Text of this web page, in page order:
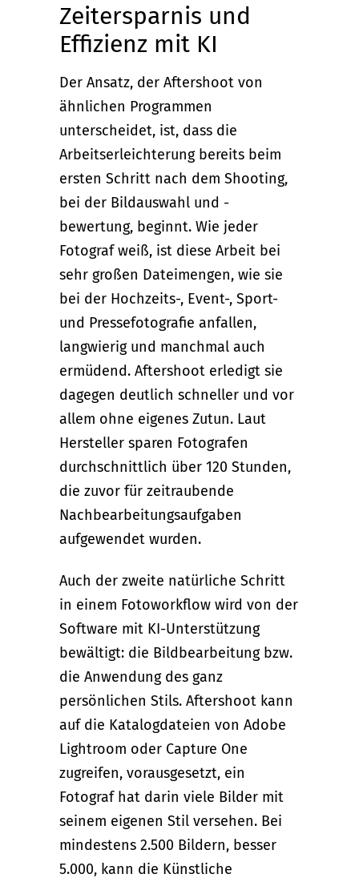
Zeitersparnis und
Effizienz mit KI
Der Ansatz, der Aftershoot von
ähnlichen Programmen
unterscheidet, ist, dass die
Arbeitserleichterung bereits beim
ersten Schritt nach dem Shooting,
bei der Bildauswahl und -
bewertung, beginnt. Wie jeder
Fotograf weiß, ist diese Arbeit bei
sehr großen Dateimengen, wie sie
bei der Hochzeits-, Event-, Sport-
und Pressefotografie anfallen,
langwierig und manchmal auch
ermüdend. Aftershoot erledigt sie
dagegen deutlich schneller und vor
allem ohne eigenes Zutun. Laut
Hersteller sparen Fotografen
durchschnittlich über 120 Stunden,
die zuvor für zeitraubende
Nachbearbeitungsaufgaben
aufgewendet wurden.
Auch der zweite natürliche Schritt
in einem Fotoworkflow wird von der
Software mit KI-Unterstützung
bewältigt: die Bildbearbeitung bzw.
die Anwendung des ganz
persönlichen Stils. Aftershoot kann
auf die Katalogdateien von Adobe
Lightroom oder Capture One
zugreifen, vorausgesetzt, ein
Fotograf hat darin viele Bilder mit
seinem eigenen Stil versehen. Bei
mindestens 2.500 Bildern, besser
5.000, kann die Künstliche